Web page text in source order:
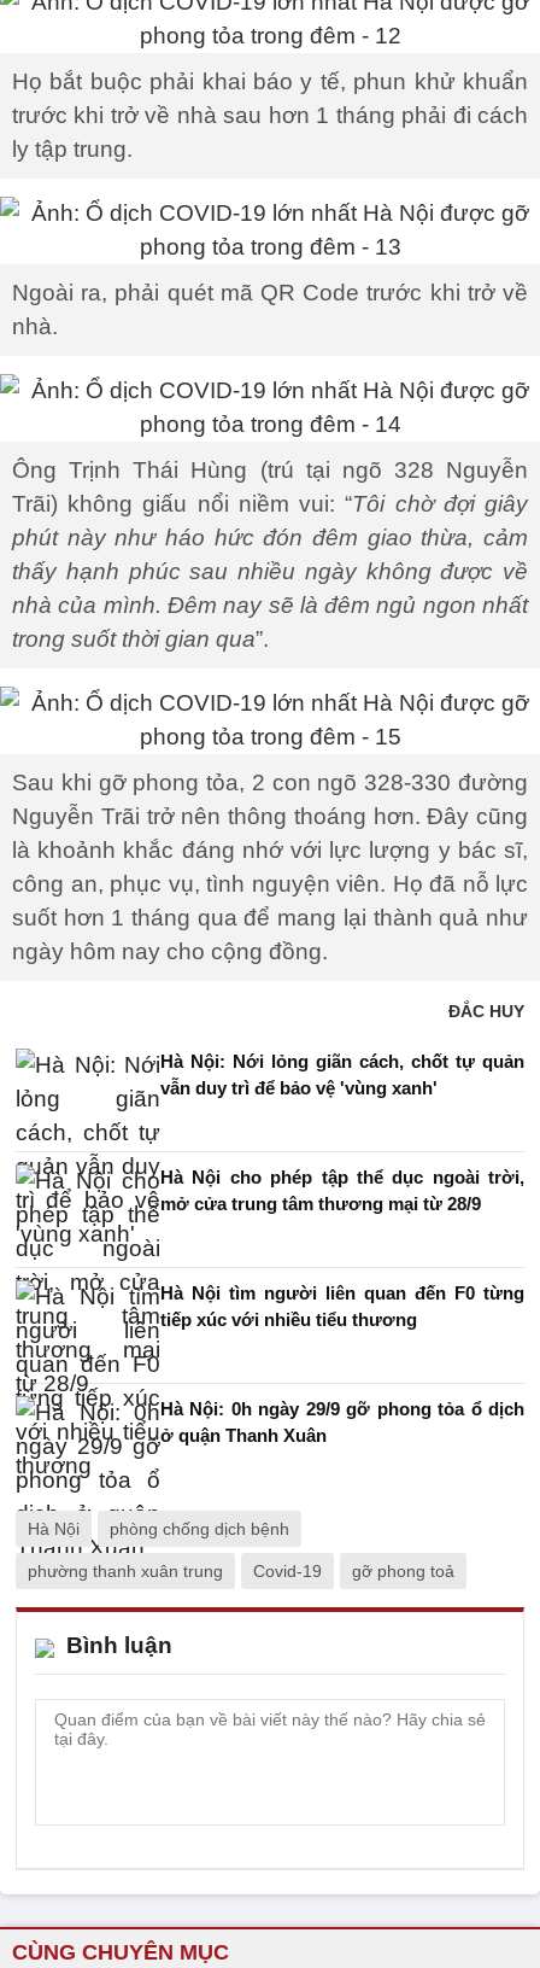
Họ bắt buộc phải khai báo y tế, phun khử khuẩn
trước khi trở về nhà sau hơn 1 tháng phải đi cách
ly tập trung.
Ngoài ra, phải quét mã QR Code trước khi trở về
nhà.
Ông Trịnh Thái Hùng (trú tại ngõ 328 Nguyễn
Trãi) không giấu nổi niềm vui: “Tôi chờ đợi giây
phút này như háo hức đón đêm giao thừa, cảm
thấy hạnh phúc sau nhiều ngày không được về
nhà của mình. Đêm nay sẽ là đêm ngủ ngon nhất
trong suốt thời gian qua”.
Sau khi gỡ phong tỏa, 2 con ngõ 328-330 đường
Nguyễn Trãi trở nên thông thoáng hơn. Đây cũng
là khoảnh khắc đáng nhớ với lực lượng y bác sĩ,
công an, phục vụ, tình nguyện viên. Họ đã nỗ lực
suốt hơn 1 tháng qua để mang lại thành quả như
ngày hôm nay cho cộng đồng.
ĐẮC HUY
Hà Nội: Nới lỏng giãn cách, chốt tự quản
vẫn duy trì để bảo vệ 'vùng xanh'
Hà Nội cho phép tập thể dục ngoài trời,
mở cửa trung tâm thương mại từ 28/9
Hà Nội tìm người liên quan đến F0 từng
tiếp xúc với nhiều tiểu thương
Hà Nội: 0h ngày 29/9 gỡ phong tỏa ổ dịch
ở quận Thanh Xuân
Hà Nội phòng chống dịch bệnh
phường thanh xuân trung Covid-19 gỡ phong toả
Bình luận
CÙNG CHUYÊN MỤC